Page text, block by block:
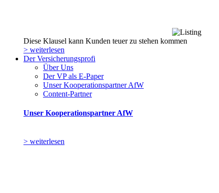
Diese Klausel kann Kunden teuer zu stehen kommen
> weiterlesen
Der Versicherungsprofi
Über Uns
Der VP als E-Paper
Unser Kooperationspartner AfW
Content-Partner
Unser Kooperationspartner AfW
> weiterlesen